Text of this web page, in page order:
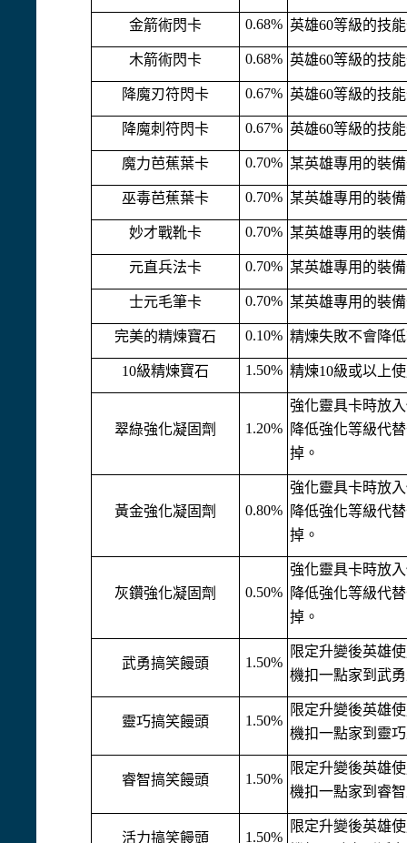
金箭術閃卡 0.68% 英雄60等級的技
木箭術閃卡 0.68% 英雄60等級的技
降魔刃符閃卡 0.67% 英雄60等級的技
降魔刺符閃卡 0.67% 英雄60等級的技
魔力芭蕉葉卡 0.70% 某英雄專用的裝
巫毒芭蕉葉卡 0.70% 某英雄專用的裝
妙才戰靴卡 0.70% 某英雄專用的裝
元直兵法卡 0.70% 某英雄專用的裝
士元毛筆卡 0.70% 某英雄專用的裝
完美的精煉寶石 0.10% 精煉失敗不會降
10級精煉寶石 1.50% 精煉10級或以上
翠綠強化凝固劑 1.20%
強化靈具卡時放
降低強化等級代
掉。
黃金強化凝固劑 0.80%
強化靈具卡時放
降低強化等級代
掉。
灰鑽強化凝固劑 0.50%
強化靈具卡時放
降低強化等級代
掉。
武勇搞笑饅頭 1.50%
限定升變後英雄
機扣一點家到武
靈巧搞笑饅頭 1.50%
限定升變後英雄
機扣一點家到靈
睿智搞笑饅頭 1.50%
限定升變後英雄
機扣一點家到睿
活力搞笑饅頭 1.50%
限定升變後英雄